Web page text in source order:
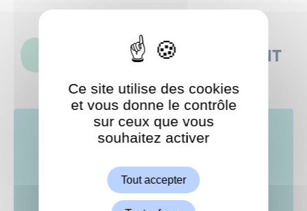
CES ACTUALITÉS POURRAIENT
ShareThis est désactivé.
Ce site utilise des cookies
et vous donne le contrôle
sur ceux que vous
souhaitez activer
Tout accepter